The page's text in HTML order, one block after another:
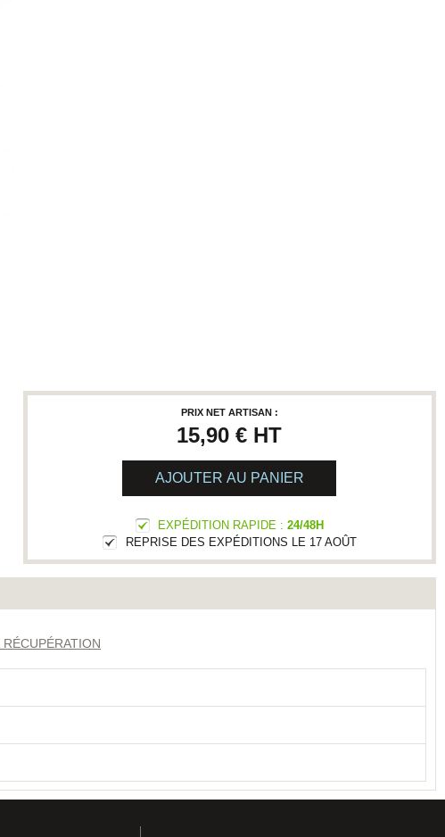
PRIX NET ARTISAN :
15,90 € HT
AJOUTER AU PANIER
EXPÉDITION RAPIDE :24/48H
REPRISE DES EXPÉDITIONS LE 17 AOÛT